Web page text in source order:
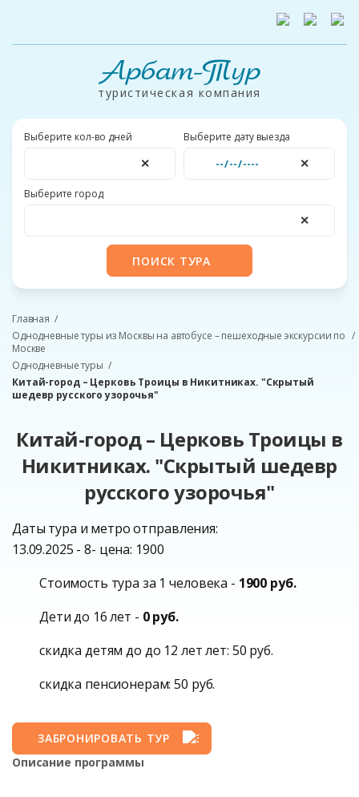
Арбат-Тур
туристическая компания
Выберите кол-во дней
✕
Выберите дату выезда
✕
Выберите город
✕
ПОИСК ТУРА
Главная
Однодневные туры из Москвы на автобусе – пешеходные экскурсии по
Москве
Однодневные туры
Китай-город – Церковь Троицы в Никитниках. "Скрытый
шедевр русского узорочья"
Китай-город – Церковь Троицы в
Никитниках. "Скрытый шедевр
русского узорочья"
Даты тура и метро отправления:
13.09.2025 - 8- цена: 1900
Стоимость тура за 1 человека - 1900 руб.
Дети до 16 лет - 0 руб.
скидка детям до до 12 лет лет: 50 руб.
скидка пенсионерам: 50 руб.
ЗАБРОНИРОВАТЬ ТУР
Описание программы